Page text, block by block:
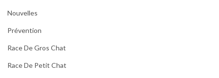
Nouvelles
Prévention
Race De Gros Chat
Race De Petit Chat